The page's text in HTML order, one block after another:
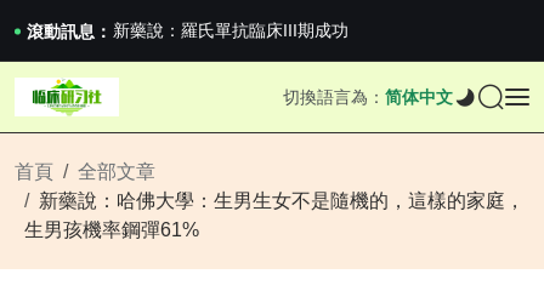
滾動訊息： 新藥說：羅氏單抗臨床III期成功
新藥說：哈佛大學：生男生女不是隨機的，這樣的...
國家藥監局關於適用《E6（R3）：藥物臨床試...
滬上臨研人：著名Global臨床CRO在我國...
新藥說：哈佛大學：生男生女不是隨機的，這樣的...
切換語言為： 简体中文
首頁
全部文章
新藥說：哈佛大學：生男生女不是隨機的，這樣的家庭，
生男孩機率鋼彈61%